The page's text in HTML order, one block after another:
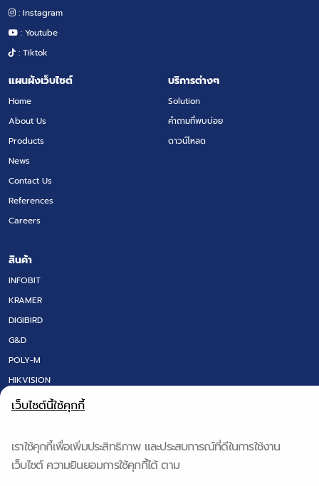
: Instagram
: Youtube
: Tiktok
แผนผังเว็บไซต์
Home
About Us
Products
News
Contact Us
References
Careers
บริการต่างๆ
Solution
คำถามที่พบบ่อย
ดาวน์โหลด
สินค้า
INFOBIT
KRAMER
DIGIBIRD
G&D
POLY-M
HIKVISION
LED SCREEN
DT RESEARCH
IQ BOARD & Q-NEX
เว็บไซต์นี้ใช้คุกกี้
เราใช้คุกกี้เพื่อเพิ่มประสิทธิภาพ และประสบการณ์ที่ดีในการใช้งาน
เว็บไซต์ ความยินยอมการใช้คุกกี้ได้ ตาม